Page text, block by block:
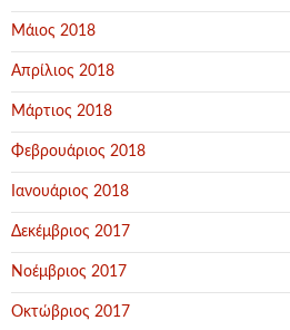
Μάιος 2018
Απρίλιος 2018
Μάρτιος 2018
Φεβρουάριος 2018
Ιανουάριος 2018
Δεκέμβριος 2017
Νοέμβριος 2017
Οκτώβριος 2017